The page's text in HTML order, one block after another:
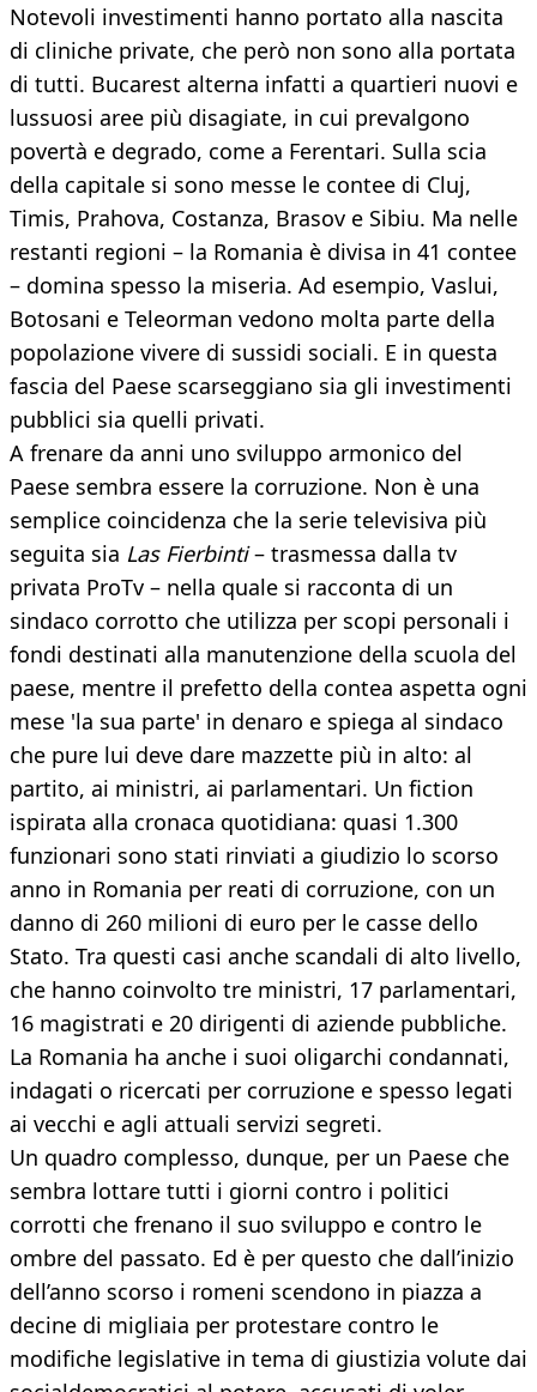
Notevoli investimenti hanno portato alla nascita
di cliniche private, che però non sono alla portata
di tutti. Bucarest alterna infatti a quartieri nuovi e
lussuosi aree più disagiate, in cui prevalgono
povertà e degrado, come a Ferentari. Sulla scia
della capitale si sono messe le contee di Cluj,
Timis, Prahova, Costanza, Brasov e Sibiu. Ma nelle
restanti regioni – la Romania è divisa in 41 contee
– domina spesso la miseria. Ad esempio, Vaslui,
Botosani e Teleorman vedono molta parte della
popolazione vivere di sussidi sociali. E in questa
fascia del Paese scarseggiano sia gli investimenti
pubblici sia quelli privati.
A frenare da anni uno sviluppo armonico del
Paese sembra essere la corruzione. Non è una
semplice coincidenza che la serie televisiva più
seguita sia Las Fierbinti– trasmessa dalla tv
privata ProTv – nella quale si racconta di un
sindaco corrotto che utilizza per scopi personali i
fondi destinati alla manutenzione della scuola del
paese, mentre il prefetto della contea aspetta ogni
mese 'la sua parte' in denaro e spiega al sindaco
che pure lui deve dare mazzette più in alto: al
partito, ai ministri, ai parlamentari. Un fiction
ispirata alla cronaca quotidiana: quasi 1.300
funzionari sono stati rinviati a giudizio lo scorso
anno in Romania per reati di corruzione, con un
danno di 260 milioni di euro per le casse dello
Stato. Tra questi casi anche scandali di alto livello,
che hanno coinvolto tre ministri, 17 parlamentari,
16 magistrati e 20 dirigenti di aziende pubbliche.
La Romania ha anche i suoi oligarchi condannati,
indagati o ricercati per corruzione e spesso legati
ai vecchi e agli attuali servizi segreti.
Un quadro complesso, dunque, per un Paese che
sembra lottare tutti i giorni contro i politici
corrotti che frenano il suo sviluppo e contro le
ombre del passato. Ed è per questo che dall’inizio
dell’anno scorso i romeni scendono in piazza a
decine di migliaia per protestare contro le
modifiche legislative in tema di giustizia volute dai